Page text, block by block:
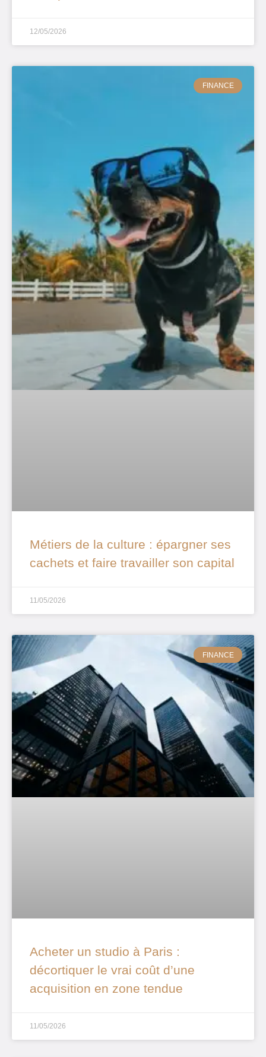
12/05/2026
FINANCE
Métiers de la culture : épargner ses
cachets et faire travailler son capital
11/05/2026
FINANCE
Acheter un studio à Paris :
décortiquer le vrai coût d’une
acquisition en zone tendue
11/05/2026